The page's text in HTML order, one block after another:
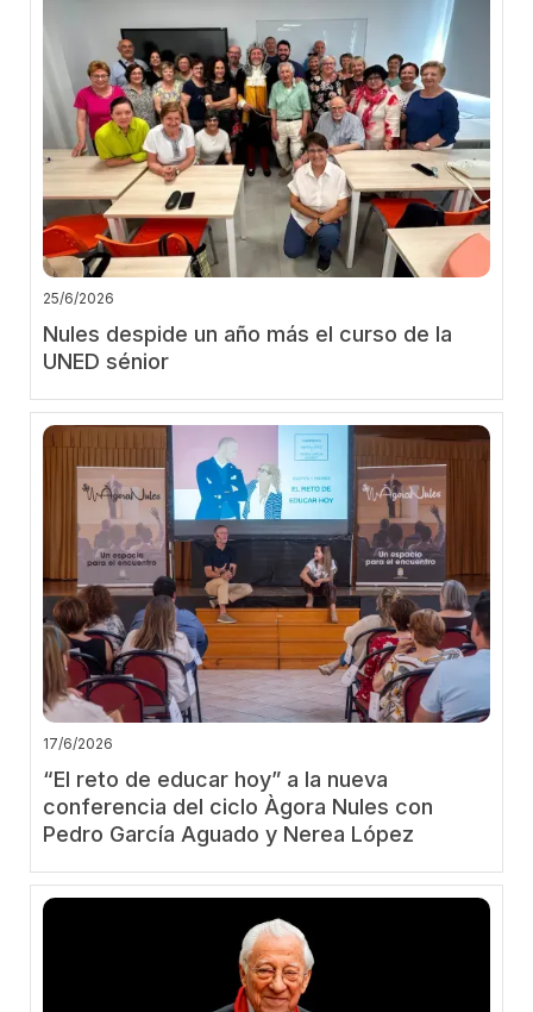
25/6/2026
Nules despide un año más el curso de la
UNED sénior
17/6/2026
“El reto de educar hoy” a la nueva
conferencia del ciclo Àgora Nules con
Pedro García Aguado y Nerea López